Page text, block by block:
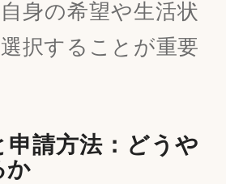
身の希望や生活状
択することが重要
申請方法：どうや
か